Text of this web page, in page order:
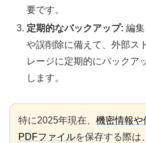
要です。
定期的なバックアップ: 編
や誤削除に備えて、外部ス
レージに定期的にバックア
します。
特に2025年現在、 機密情報や
PDFファイルを保存する際は、